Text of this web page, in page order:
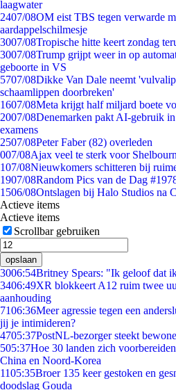
laagwater
2407/08OM eist TBS tegen verwarde
aardappelschilmesje
3007/08Tropische hitte keert zondag
3007/08Trump grijpt weer in op
geboorte in VS
5707/08Dikke Van Dale neemt
schaamlippen doorbreken'
1607/08Meta krijgt half miljard boete
2007/08Denemarken pakt AI-gebruik
examens
2507/08Peter Faber (82) overleden
007/08Ajax veel te sterk voor
107/08Nieuwkomers schitteren bij
1907/08Random Pics van de Dag
1506/08Ontslagen bij Halo Studios na
Actieve items
Actieve items
Scrollbar gebruiken
opslaan
3006:54Britney Spears: "Ik geloof dat
3406:49XR blokkeert A12 ruim twee
aanhouding
7106:36Meer agressie tegen een
jij je intimideren?
4705:37PostNL-bezorger steekt
505:37Hoe 30 landen zich
China en Noord-Korea
1105:35Broer 135 keer gestoken en
doodslag Gouda